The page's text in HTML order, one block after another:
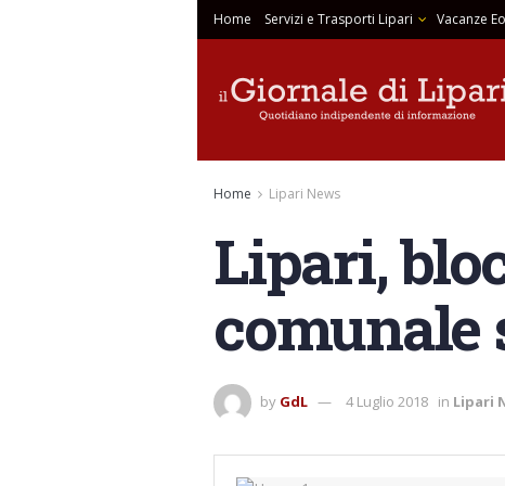
Home Servizi e Trasporti Lipari Vacanze
Home Lipari News
Lipari,
comunale
by GdL 4 Luglio 2018 in Lipari